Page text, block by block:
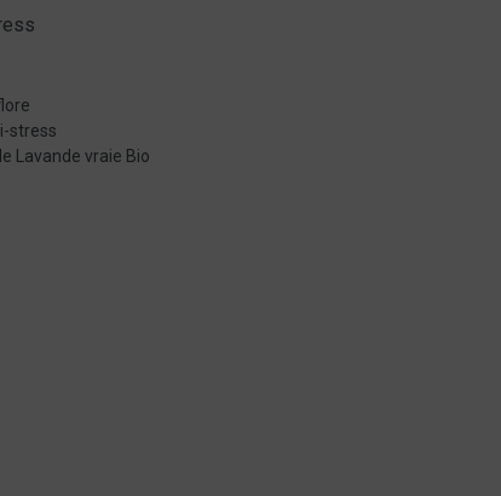
stress
Lavande vraie Bio